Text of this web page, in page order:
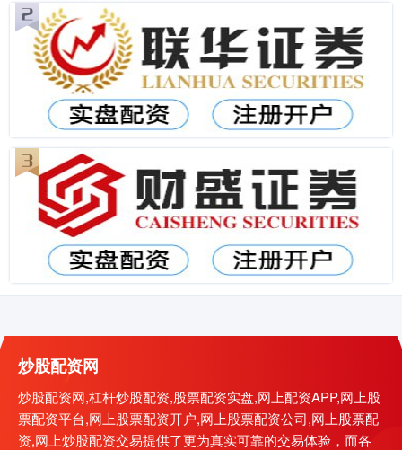
炒股配资网
炒股配资网,杠杆炒股配资,股票配资实盘,网上配资APP,网上股
票配资平台,网上股票配资开户,网上股票配资公司,网上股票配
资,网上炒股配资交易提供了更为真实可靠的交易体验，而各